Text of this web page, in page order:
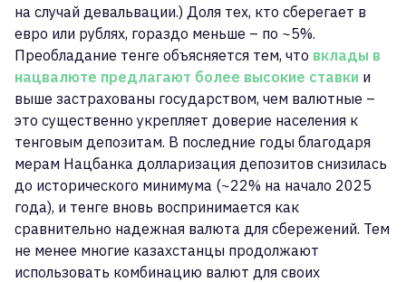
на случай девальвации.) Доля тех, кто сберегает в
евро или рублях, гораздо меньше – по ~5%.
Преобладание тенге объясняется тем, что вклады в
нацвалюте предлагают более высокие ставки и
выше застрахованы государством, чем валютные –
это существенно укрепляет доверие населения к
тенговым депозитам. В последние годы благодаря
мерам Нацбанка долларизация депозитов снизилась
до исторического минимума (~22% на начало 2025
года), и тенге вновь воспринимается как
сравнительно надежная валюта для сбережений. Тем
не менее многие казахстанцы продолжают
использовать комбинацию валют для своих